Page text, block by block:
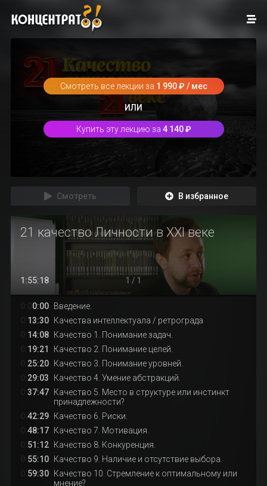
Смотреть все лекции за 1 990 ₽ / мес
ИЛИ
Купить эту лекцию за 4 140 ₽
Смотреть В избранное
21 качество Личности в XXI веке
1:55:18 1 / 1
0:00 Введение.
13:30 Качества интеллектуала / ретрограда
14:08 Качество 1. Понимание задач.
19:21
Качество 2. Понимание целей.
25:20 Качество 3. Понимание уровней.
29:03
Качество 4. Умение абстракций.
37:47 Качество 5. Место в структуре или инстинкт
принадлежности?
42:29 Качество 6. Риски.
48:17 Качество 7. Мотивация.
51:12 Качество 8. Конкуренция.
55:10 Качество 9. Наличие и отсутствие выбора.
59:30 Качество 10. Стремление к оптимальному или
мнение?